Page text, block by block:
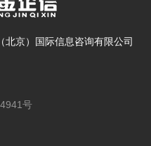
京）国际信息咨询有限公司
号